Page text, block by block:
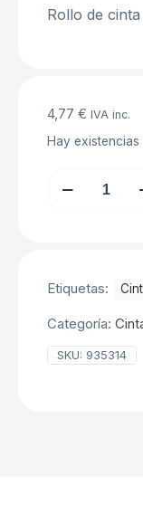
Rollo de
4,77 € IVA inc.
Hay existencias
CINTA
Etiquetas:
Categoría:
SKU: 935314